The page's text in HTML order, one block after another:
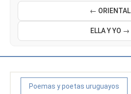
← ORIENTAL
ELLA Y YO →
Poemas y poetas uruguayos